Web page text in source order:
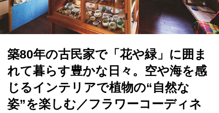
築80年の古民家で「花や緑」に囲ま
れて暮らす豊かな日々。空や海を感
じるインテリアで植物の“自然な
姿”を楽しむ／フラワーコーディネ